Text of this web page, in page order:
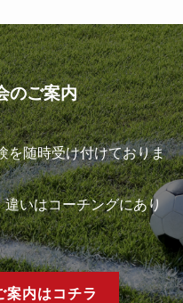
のご案内
を随時受け付けておりま
いはコーチングにあり
案内はコチラ